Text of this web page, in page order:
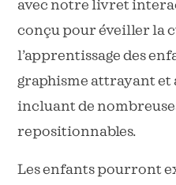
avec notre livret
conçu pour éveiller la
l’apprentissage des
graphisme attrayant
incluant de
repositionnables.
Les enfants pourront